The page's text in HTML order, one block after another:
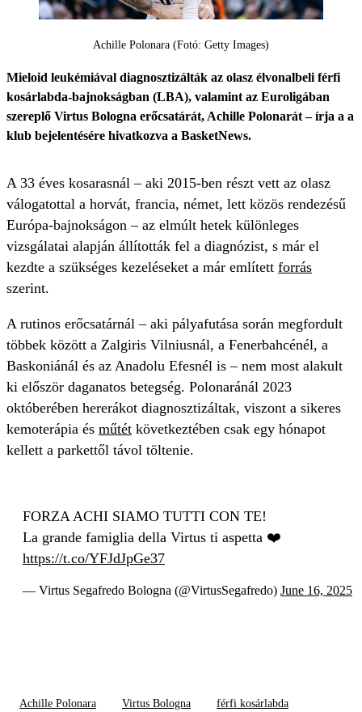
Achille Polonara (Fotó: Getty Images)
Mieloid leukémiával diagnosztizálták az olasz élvonalbeli férfi
kosárlabda-bajnokságban (LBA), valamint az Euroligában
szereplő Virtus Bologna erőcsatárát, Achille Polonarát – írja a a
klub bejelentésére hivatkozva a BasketNews.
A 33 éves kosarasnál – aki 2015-ben részt vett az olasz
válogatottal a horvát, francia, német, lett közös rendezésű
Európa-bajnokságon – az elmúlt hetek különleges
vizsgálatai alapján állították fel a diagnózist, s már el
kezdte a szükséges kezeléseket a már említett forrás
szerint.
A rutinos erőcsatárnál – aki pályafutása során megfordult
többek között a Zalgiris Vilniusnál, a Fenerbahcénél, a
Baskoniánál és az Anadolu Efesnél is – nem most alakult
ki először daganatos betegség. Polonaránál 2023
októberében hererákot diagnosztizáltak, viszont a sikeres
kemoterápia és műtét következtében csak egy hónapot
kellett a parkettől távol töltenie.
FORZA ACHI SIAMO TUTTI CON TE!
La grande famiglia della Virtus ti aspetta ❤️
https://t.co/YFJdJpGe37
— Virtus Segafredo Bologna (@VirtusSegafredo) June 16, 2025
Achille Polonara Virtus Bologna férfi kosárlabda